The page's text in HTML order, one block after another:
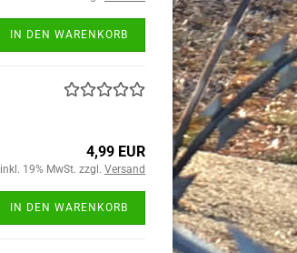
IN DEN WARENKORB
4,99 EUR
inkl. 19% MwSt. zzgl. Versand
IN DEN WARENKORB